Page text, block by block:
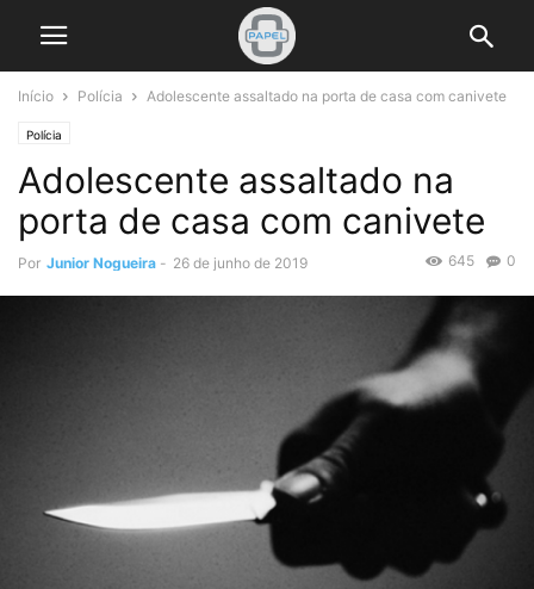
Início Polícia Adolescente assaltado na porta de casa com canivete
Polícia
Adolescente assaltado na
porta de casa com canivete
Por Junior Nogueira - 26 de junho de 2019 0
645